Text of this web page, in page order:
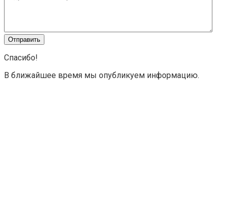
Спасибо!
В ближайшее время мы опубликуем информацию.